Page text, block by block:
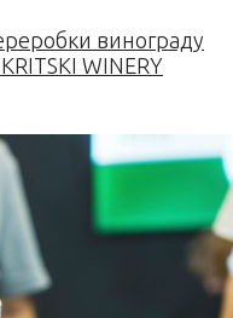
винограду
WINERY